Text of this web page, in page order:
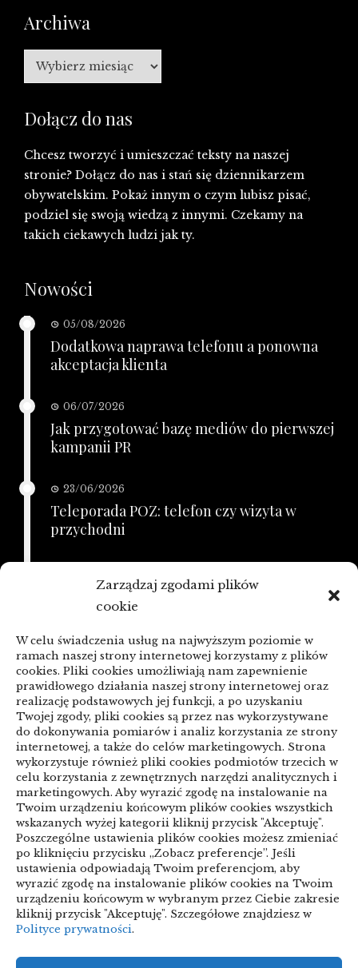
Zarządzaj zgodami plików
cookie
W celu świadczenia usług na najwyższym poziomie w
ramach naszej strony internetowej korzystamy z plików
cookies. Pliki cookies umożliwiają nam zapewnienie
prawidłowego działania naszej strony internetowej oraz
realizację podstawowych jej funkcji, a po uzyskaniu
Twojej zgody, pliki cookies są przez nas wykorzystywane
do dokonywania pomiarów i analiz korzystania ze strony
internetowej, a także do celów marketingowych. Strona
wykorzystuje również pliki cookies podmiotów trzecich w
celu korzystania z zewnętrznych narzędzi analitycznych i
marketingowych. Aby wyrazić zgodę na instalowanie na
Twoim urządzeniu końcowym plików cookies wszystkich
wskazanych wyżej kategorii kliknij przycisk "Akceptuję".
Poszczególne ustawienia plików cookies możesz zmieniać
po kliknięciu przycisku „Zobacz preferencje”. Jeśli
ustawienia odpowiadają Twoim preferencjom, aby
wyrazić zgodę na instalowanie plików cookies na Twoim
urządzeniu końcowym w wybranym przez Ciebie zakresie
kliknij przycisk "Akceptuję". Szczegółowe znajdziesz w
Polityce prywatności.
Archiwa
Archiwa
Dołącz do nas
Chcesz tworzyć i umieszczać teksty na naszej
stronie? Dołącz do nas i stań się dziennikarzem
obywatelskim. Pokaż innym o czym lubisz pisać,
podziel się swoją wiedzą z innymi. Czekamy na
takich ciekawych ludzi jak ty.
Nowości
05/08/2026
Dodatkowa naprawa telefonu a ponowna
akceptacja klienta
06/07/2026
Jak przygotować bazę mediów do pierwszej
kampanii PR
23/06/2026
Teleporada POZ: telefon czy wizyta w
przychodni
KSeF a zaległe faktury: porządkowanie
przed zmianą
linki z nap
Categories
ARTYKUŁ SPONSOROWANY
Biznes & Finanse
Budownictwo & Przemysł Dom & Ogród
Edukacja & Rozrywka Inne
Motoryzacja Sport & Turystyka
Technologie Uroda & Lifestyle Usługi
Zdrowie